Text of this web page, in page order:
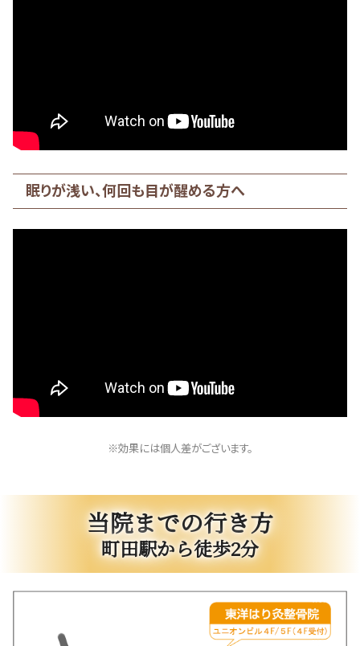
眠りが浅い、何回も目が醒める方へ
※効果には個人差がございます。
当院までの行き方
町田駅から徒歩2分